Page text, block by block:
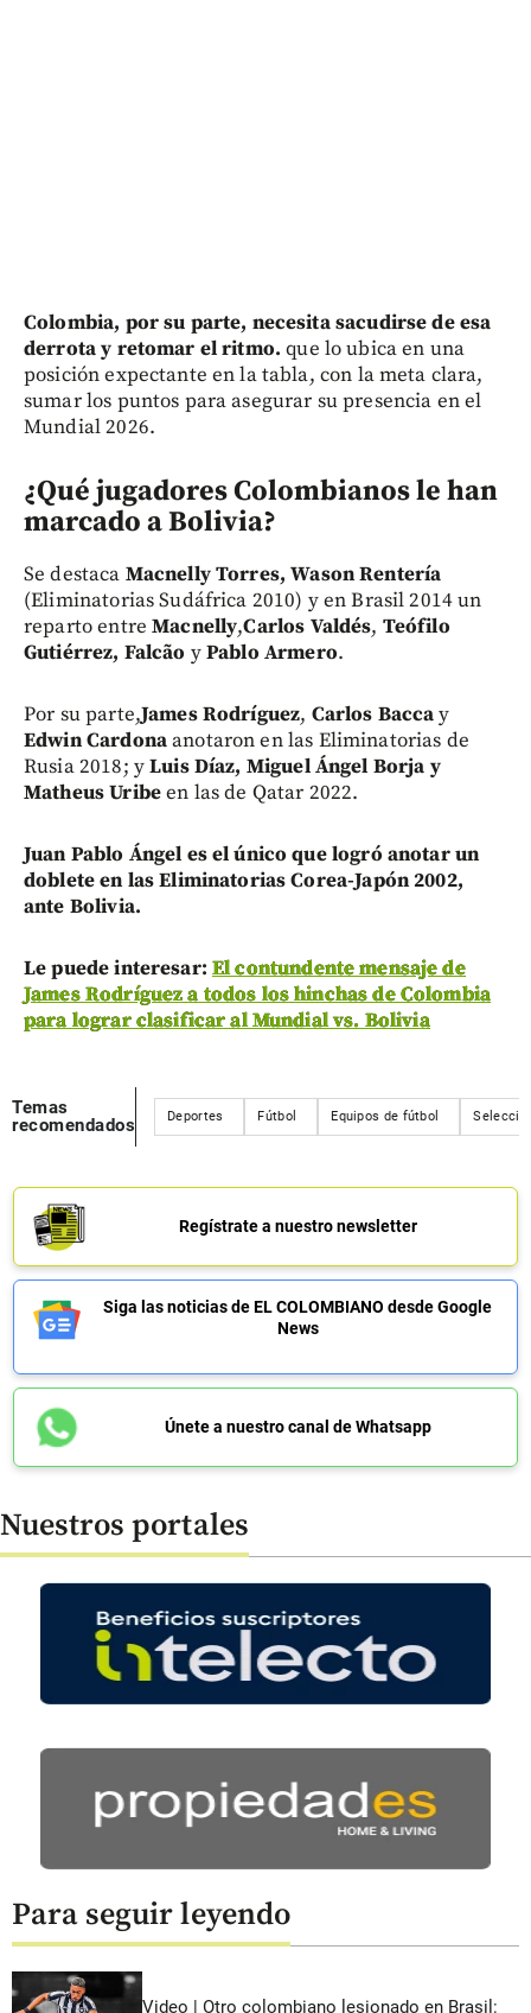
Colombia, por su parte, necesita sacudirse de esa
derrota y retomar el ritmo. que lo ubica en una
posición expectante en la tabla, con la meta clara,
sumar los puntos para asegurar su presencia en el
Mundial 2026.
¿Qué jugadores Colombianos le han
marcado a Bolivia?
Se destaca Macnelly Torres, Wason Rentería
(Eliminatorias Sudáfrica 2010) y en Brasil 2014 un
reparto entreMacnelly,Carlos Valdés, Teófilo
Gutiérrez, Falcão yPablo Armero.
Por su parte,James Rodríguez, Carlos Baccay
Edwin Cardonaanotaron en las Eliminatorias de
Rusia 2018; yLuis Díaz, Miguel Ángel Borja y
Matheus Uribeen las de Qatar 2022.
Juan Pablo Ángel es el único que logró anotar un
doblete en las Eliminatorias Corea-Japón 2002,
ante Bolivia.
Le puede interesar: El contundente mensaje de
James Rodríguez a todos los hinchas de Colombia
para lograr clasificar al Mundial vs. Bolivia
Temas
recomendados
Deportes Fútbol Equipos de fútbol
Regístrate a nuestro newsletter
Siga las noticias de EL COLOMBIANO desde Google
News
Únete a nuestro canal de Whatsapp
Nuestros portales
Para seguir leyendo
Video | Otro colombiano lesionado en Brasil: